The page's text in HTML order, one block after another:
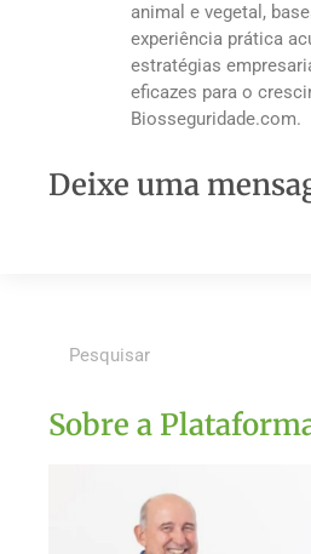
animal e vegetal,
experiência prática
estratégias
eficazes para o
Biosseguridade.com.
Deixe uma
Sobre a